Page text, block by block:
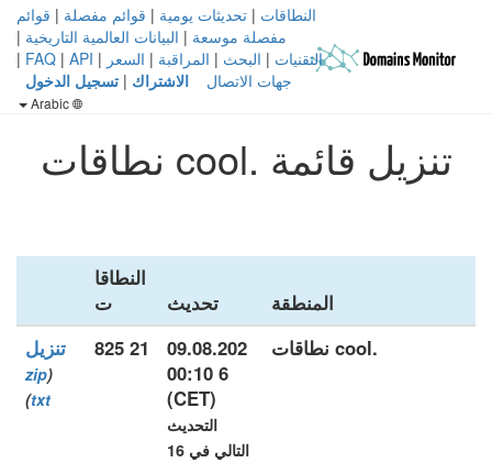
النطاقات | تحديثات يومية | قوائم مفصلة | قوائم
مفصلة موسعة | البيانات العالمية التاريخية |
التقنيات | البحث | المراقبة | السعر |
FAQ | API
|
جهات الاتصال
الاشتراك | تسجيل الدخول
تنزيل قائمة .cool نطاقات
المنطقة تحديث
النطاقا
ت
.cool نطاقات
09.08.202
6 00:10
(CET)
التحديث
التالي في 16
21 825 تنزيل
(
zip
txt
)